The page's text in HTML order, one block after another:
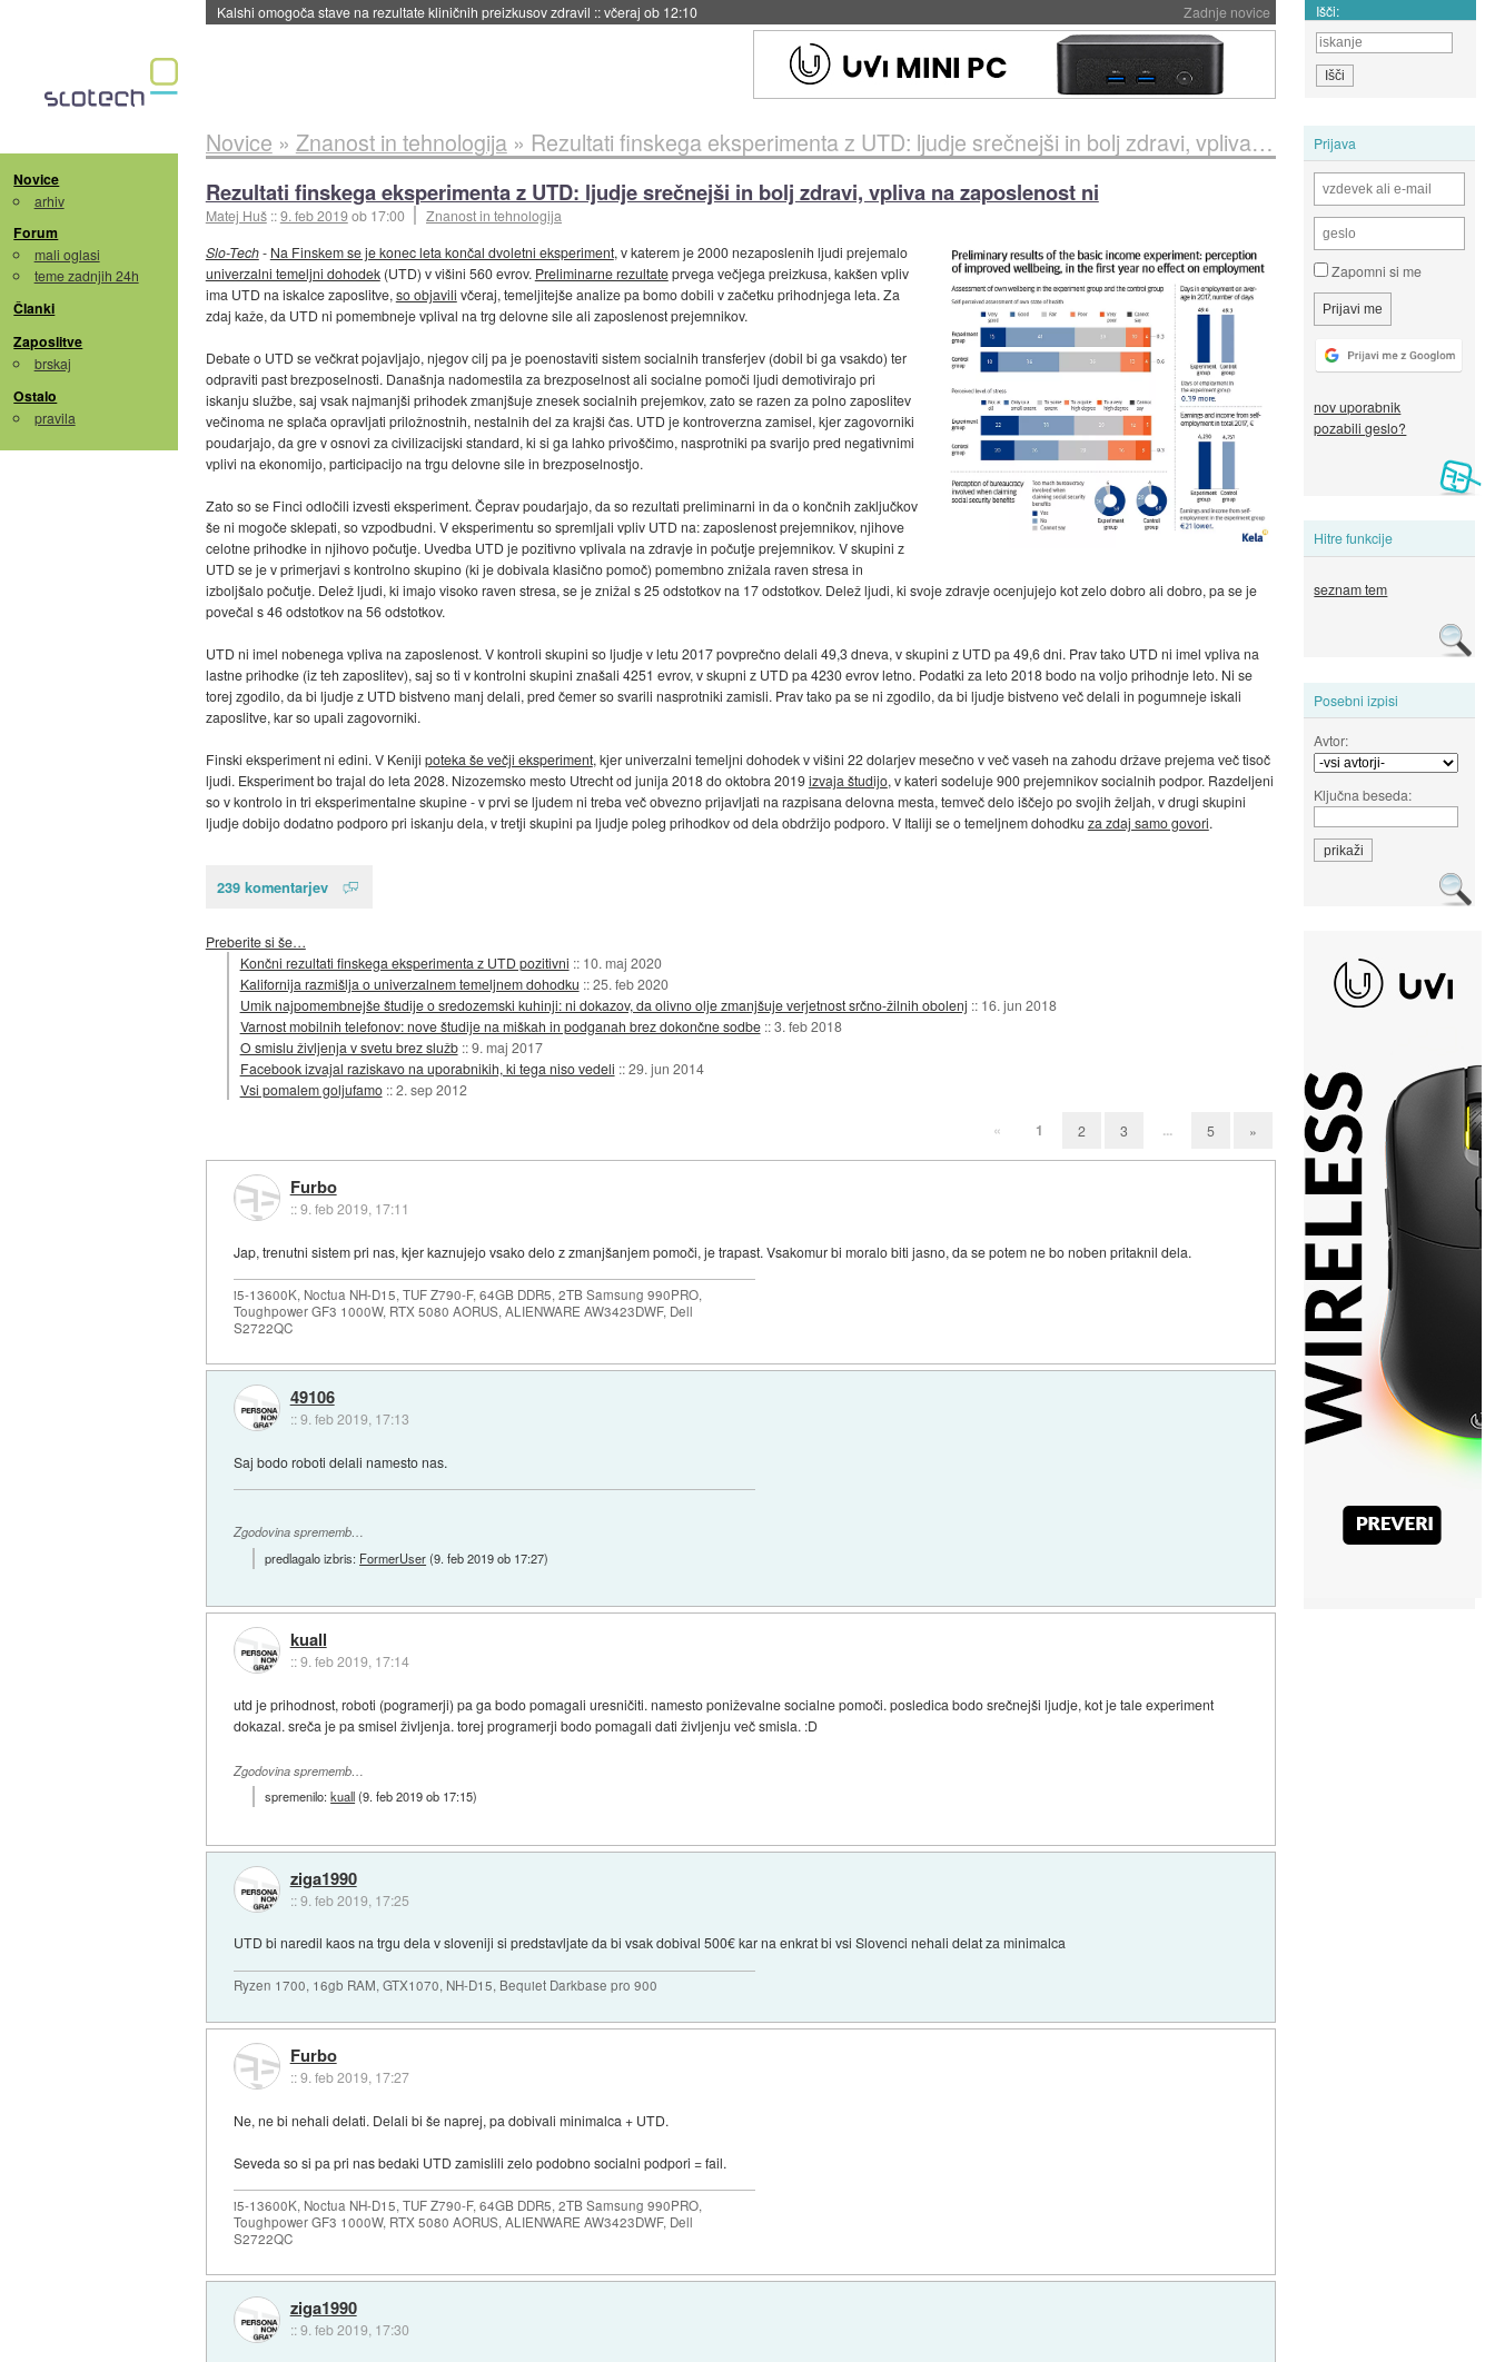
Zadnje novice
Sandisk že prodal več kot polovico SSD-jev za naslednji dve leti::včeraj ob 11:37 Išči:
Novice
arhiv
Forum
mali oglasi
teme zadnjih 24h
Članki
Zaposlitve
brskaj
Ostalo
pravila
Prijava
Zapomni si me
nov uporabnik
pozabili geslo?
Hitre funkcije
seznam tem
Posebni izpisi
Avtor:
Ključna beseda:
Novice » Znanost in tehnologija» Rezultati finskega eksperimenta z UTD: ljudje srečnejši in bolj zdravi, vpliva na zaposlenost ni
Rezultati finskega eksperimenta z UTD: ljudje srečnejši in bolj zdravi, vpliva na zaposlenost ni
Matej Huš ::9. feb 2019ob 17:00
Znanost in tehnologija
Slo-Tech- Na Finskem se je konec leta končal dvoletni eksperiment, v katerem je 2000 nezaposlenih ljudi prejemalo
univerzalni temeljni dohodek(UTD) v višini 560 evrov. Preliminarne rezultateprvega večjega preizkusa, kakšen vpliv
ima UTD na iskalce zaposlitve, so objavili včeraj, temeljitejše analize pa bomo dobili v začetku prihodnjega leta. Za
zdaj kaže, da UTD ni pomembneje vplival na trg delovne sile ali zaposlenost prejemnikov.
Debate o UTD se večkrat pojavljajo, njegov cilj pa je poenostaviti sistem socialnih transferjev (dobil bi ga vsakdo) ter
odpraviti past brezposelnosti. Današnja nadomestila za brezposelnost ali socialne pomoči ljudi demotivirajo pri
iskanju službe, saj vsak najmanjši prihodek zmanjšuje znesek socialnih prejemkov, zato se razen za polno zaposlitev
večinoma ne splača opravljati priložnostnih, nestalnih del za krajši čas. UTD je kontroverzna zamisel, kjer zagovorniki
poudarjajo, da gre v osnovi za civilizacijski standard, ki si ga lahko privoščimo, nasprotniki pa svarijo pred negativnimi
vplivi na ekonomijo, participacijo na trgu delovne sile in brezposelnostjo.
Zato so se Finci odločili izvesti eksperiment. Čeprav poudarjajo, da so rezultati preliminarni in da o končnih zaključkov
še ni mogoče sklepati, so vzpodbudni. V eksperimentu so spremljali vpliv UTD na: zaposlenost prejemnikov, njihove
celotne prihodke in njihovo počutje. Uvedba UTD je pozitivno vplivala na zdravje in počutje prejemnikov. V skupini z
UTD se je v primerjavi s kontrolno skupino (ki je dobivala klasično pomoč) pomembno znižala raven stresa in
izboljšalo počutje. Delež ljudi, ki imajo visoko raven stresa, se je znižal s 25 odstotkov na 17 odstotkov. Delež ljudi, ki svoje zdravje ocenjujejo kot zelo dobro ali dobro, pa se je
povečal s 46 odstotkov na 56 odstotkov.
UTD ni imel nobenega vpliva na zaposlenost. V kontroli skupini so ljudje v letu 2017 povprečno delali 49,3 dneva, v skupini z UTD pa 49,6 dni. Prav tako UTD ni imel vpliva na
lastne prihodke (iz teh zaposlitev), saj so ti v kontrolni skupini znašali 4251 evrov, v skupni z UTD pa 4230 evrov letno. Podatki za leto 2018 bodo na voljo prihodnje leto. Ni se
torej zgodilo, da bi ljudje z UTD bistveno manj delali, pred čemer so svarili nasprotniki zamisli. Prav tako pa se ni zgodilo, da bi ljudje bistveno več delali in pogumneje iskali
zaposlitve, kar so upali zagovorniki.
Finski eksperiment ni edini. V Keniji poteka še večji eksperiment, kjer univerzalni temeljni dohodek v višini 22 dolarjev mesečno v več vaseh na zahodu države prejema več tisoč
ljudi. Eksperiment bo trajal do leta 2028. Nizozemsko mesto Utrecht od junija 2018 do oktobra 2019izvaja študijo, v kateri sodeluje 900 prejemnikov socialnih podpor. Razdeljeni
so v kontrolo in tri eksperimentalne skupine - v prvi se ljudem ni treba več obvezno prijavljati na razpisana delovna mesta, temveč delo iščejo po svojih željah, v drugi skupini
ljudje dobijo dodatno podporo pri iskanju dela, v tretji skupini pa ljudje poleg prihodkov od dela obdržijo podporo. V Italiji se o temeljnem dohodku za zdaj samo govori.
239 komentarjev
Preberite si še…
Končni rezultati finskega eksperimenta z UTD pozitivni :: 10. maj 2020
Kalifornija razmišlja o univerzalnem temeljnem dohodku ::25. feb 2020
Umik najpomembnejše študije o sredozemski kuhinji: ni dokazov, da olivno olje zmanjšuje verjetnost srčno-žilnih obolenj :: 16. jun 2018
Varnost mobilnih telefonov: nove študije na miškah in podganah brez dokončne sodbe ::3. feb 2018
O smislu življenja v svetu brez služb ::9. maj 2017
Facebook izvajal raziskavo na uporabnikih, ki tega niso vedeli ::29. jun 2014
Vsi pomalem goljufamo ::2. sep 2012
« 1 2 3 ... 5 »
Furbo
::9. feb 2019, 17:11
Jap, trenutni sistem pri nas, kjer kaznujejo vsako delo z zmanjšanjem pomoči, je trapast. Vsakomur bi moralo biti jasno, da se potem ne bo noben pritaknil dela.
i5-13600K, Noctua NH-D15, TUF Z790-F, 64GB DDR5, 2TB Samsung 990PRO,
Toughpower GF3 1000W, RTX 5080 AORUS, ALIENWARE AW3423DWF, Dell
S2722QC
49106
::9. feb 2019, 17:13
Saj bodo roboti delali namesto nas.
Zgodovina sprememb…
predlagalo izbris: FormerUser(9. feb 2019 ob 17:27)
kuall
::9. feb 2019, 17:14
utd je prihodnost, roboti (pogramerji) pa ga bodo pomagali uresničiti. namesto poniževalne socialne pomoči. posledica bodo srečnejši ljudje, kot je tale experiment
dokazal. sreča je pa smisel življenja. torej programerji bodo pomagali dati življenju več smisla. :D
Zgodovina sprememb…
spremenilo:kuall(9. feb 2019 ob 17:15)
ziga1990
::9. feb 2019, 17:25
UTD bi naredil kaos na trgu dela v sloveniji si predstavljate da bi vsak dobival 500€ kar na enkrat bi vsi Slovenci nehali delat za minimalca
Ryzen 1700, 16gb RAM, GTX1070, NH-D15, Bequiet Darkbase pro 900
Furbo
::9. feb 2019, 17:27
Ne, ne bi nehali delati. Delali bi še naprej, pa dobivali minimalca + UTD.
Seveda so si pa pri nas bedaki UTD zamislili zelo podobno socialni podpori = fail.
i5-13600K, Noctua NH-D15, TUF Z790-F, 64GB DDR5, 2TB Samsung 990PRO,
Toughpower GF3 1000W, RTX 5080 AORUS, ALIENWARE AW3423DWF, Dell
S2722QC
ziga1990
::9. feb 2019, 17:30